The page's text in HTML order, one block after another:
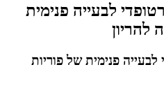
לבעייה פנימית
להריון
פנימית של פוריות